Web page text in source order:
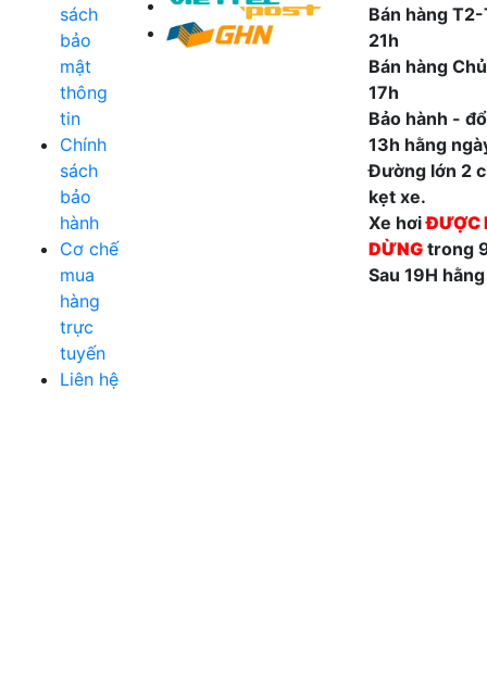
sách
bảo
mật
thông
tin
Chính
sách
bảo
hành
Cơ chế
mua
hàng
trực
tuyến
Liên hệ
Bán hàng
21h
Bán hàng
17h
Bảo hành -
13h hằng
Đường lớn 2
kẹt xe.
Xe hơiĐƯỢC
DỪNG trong
Sau 19H